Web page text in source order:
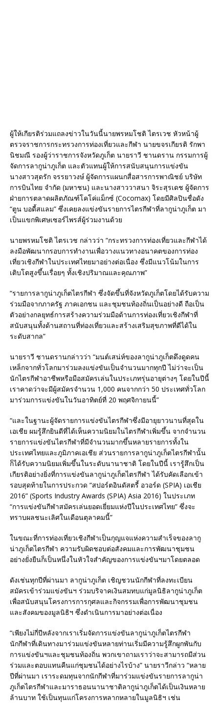
ผู้ให้เกียรติร่วมแถลงข่าวในวันนี้นายพรหมโชติ ไตรเวช หัวหน้าผู้
ตรวจราชการกระทรวงการท่องเที่ยวและกีฬา นายขจรเกียรติ รักพา
นิชมณี รองผู้ว่าราชการจังหวัดภูเก็ต นายราวี ชานดราน กรรมการผู้
จัดการลากูน่าภูเก็ต และตัวแทนผู้ให้การสนับสนุนการแข่งขัน
นางสาวสุดรัก จรรยาวงษ์ ผู้จัดการแผนกสื่อสารการพาณิชย์ บริษัท
การบินไทย จำกัด (มหาชน) และนางสาววาสนา จิระสุรเดช ผู้จัดการ
ฝ่ายการตลาดผลิตภัณฑ์โคโค่แม็กซ์ (Cocomax) โดยมีศิลปินชื่อดัง
“ตูน บอดี้สแลม” ซึ่งเคยลงแข่งขันรายการไตรกีฬาที่ลากูน่าภูเก็ต มา
เป็นแขกพิเศษเซอร์ไพรส์ผู้ร่วมงานด้วย
นายพรหมโชติ ไตรเวช กล่าวว่า “กระทรวงการท่องเที่ยวและกีฬาได้
ลงมือพัฒนากรอบการทำงานเพื่อวางแนวทางอนาคตของการท่อง
เที่ยวเชิงกีฬาในประเทศไทยมาอย่างต่อเนื่อง ซึ่งมีแนวโน้มในการ
เติบโตสูงขึ้นเรื่อยๆ ทั้งเชิงปริมาณและคุณภาพ”
“รายการลากูน่าภูเก็ตไตรกีฬา ซึ่งจัดขึ้นที่จังหวัดภูเก็ตโดยได้รับความ
ร่วมมือจากภาครัฐ ภาคเอกชน และชุมชนท้องถิ่นเป็นอย่างดี ถือเป็น
ตัวอย่างกลยุทธ์การสร้างความร่วมมือด้านการท่องเที่ยวเชิงกีฬาที่
สนับสนุนทั้งด้านสถานที่ท่องเที่ยวและสร้างเสริมสุขภาพที่ดีได้ใน
ระดับสากล”
นายราวี ชานดรานกล่าวว่า “มนต์เสน่ห์ของลากูน่าภูเก็ตดึงดูดคน
เหล็กจากทั่วโลกมาร่วมลงแข่งขันเป็นจำนวนมากทุกปี ไม่ว่าจะเป็น
นักไตรกีฬาอาชีพหรือมือสมัครเล่นในประเภทรุ่นอายุต่างๆ โดยในปีนี้
เราคาดว่าจะมีผู้สมัครจำนวน 1,000 คนจากกว่า 50 ประเทศทั่วโลก
มาร่วมการแข่งขันในวันอาทิตย์ที่ 20 พฤศจิกายนนี้”
“และในฐานะผู้จัดรายการแข่งขันไตรกีฬาซึ่งมีอายุยาวนานที่สุดใน
เอเชีย ผมรู้สึกยินดีที่ได้เห็นความนิยมในไตรกีฬาเพิ่มขึ้น จากจำนวน
รายการแข่งขันไตรกีฬาที่มีจำนวนมากขึ้นหลายรายการทั้งใน
ประเทศไทยและภูมิภาคเอเชีย ส่วนรายการลากูน่าภูเก็ตไตรกีฬานั้น
ก็ได้รับความนิยมเพิ่มขึ้นในระดับนานาชาติ โดยในปีนี้ เรารู้สึกเป็น
เกียรติอย่างยิ่งที่การแข่งขันลากูน่าภูเก็ตไตรกีฬา ได้รับคัดเลือกเข้า
รอบสุดท้ายในการประกวด “สปอร์ตอินดัสตรี้ อวอร์ด (SPIA) เอเชีย
2016” (Sports Industry Awards (SPIA) Asia 2016) ในประเภท
“การแข่งขันกีฬาสมัครเล่นยอดเยี่ยมแห่งปีในประเทศไทย” ซึ่งจะ
ทราบผลชนะเลิศในเดือนตุลาคมนี้”
ในขณะที่การท่องเที่ยวเชิงกีฬาเป็นกุญแจแห่งความสำเร็จของลากู
น่าภูเก็ตไตรกีฬา ความรับผิดชอบต่อสังคมและการพัฒนาชุมชน
อย่างยั่งยืนก็เป็นหนึ่งในหัวใจสำคัญของการแข่งขันฯมาโดยตลอด
ดังเช่นทุกปีที่ผ่านมา ลากูน่าภูเก็ต เชิญชวนนักกีฬาที่ลงทะเบียน
สมัครเข้าร่วมแข่งขันฯ ร่วมบริจาคเงินสมทบแก่มูลนิธิลากูน่าภูเก็ต
เพื่อสนับสนุนโครงการการกุศลและกิจกรรมเพื่อการพัฒนาชุมชน
และสังคมของมูลนิธิฯ ซึ่งดำเนินการมาอย่างต่อเนื่อง
“เพียงไม่กี่ปีหลังจากเราเริ่มจัดการแข่งขันลากูน่าภูเก็ตไตรกีฬา
นักกีฬาที่เดินทางมาร่วมแข่งขันหลายท่านเริ่มมีความรู้สึกผูกพันกับ
การแข่งขันฯและชุมชนท้องถิ่น พวกเขาถามเราว่าจะสามารถมีส่วน
ร่วมและตอบแทนคืนแก่ชุมชนได้อย่างไรบ้าง” นายราวีกล่าว “หลาย
ปีที่ผ่านมา เราระดมทุนจากนักกีฬาที่มาร่วมแข่งขันรายการลากูน่า
ภูเก็ตไตรกีฬาและมาราธอนนานาชาติลากูน่าภูเก็ตได้เป็นเงินหลาย
ล้านบาท ใช้เป็นทุนแก่โครงการหลากหลายในมูลนิธิฯ เช่น